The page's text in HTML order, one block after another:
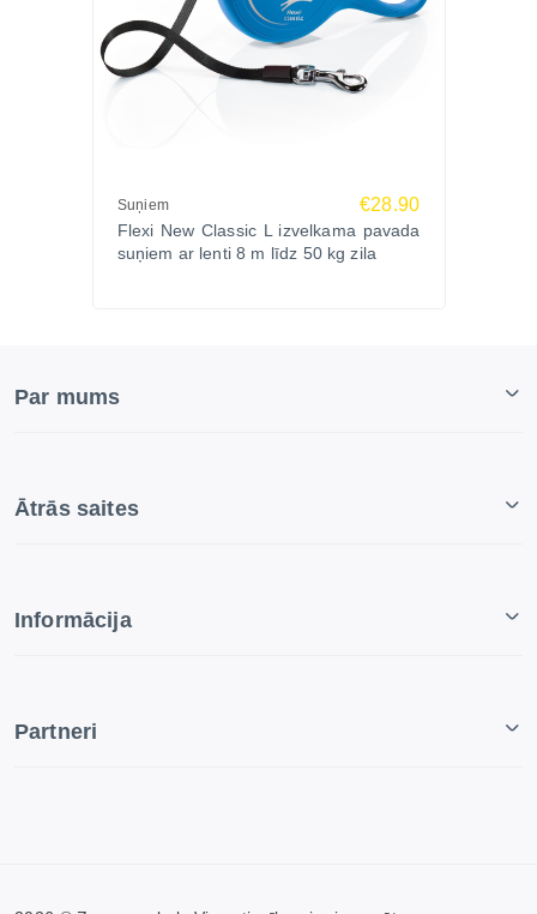
Suņiem €28.90
Flexi New Classic L izvelkama pavada
suņiem ar lenti 8 m līdz 50 kg zila
Par mums
Ātrās saites
Informācija
Partneri